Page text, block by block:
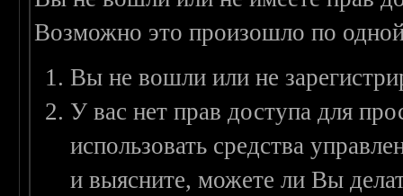
Возможно это произошло по
Вы не вошли или не
У вас нет прав доступа для
использовать средства
и выясните, можете ли Вы